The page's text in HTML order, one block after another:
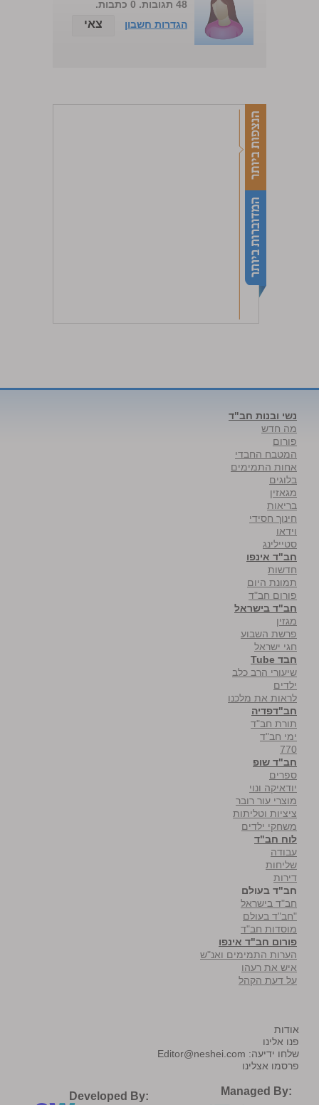
48 תגובות. 0 כתבות.
הגדרות חשבון
צאי
נשי ובנות חב"ד
מה חדש
פורום
המטבח החבדי
אחות התמימים
בלוגים
מגאזין
בריאות
חינוך חסידי
וידאו
סטיילינג
חב"ד אינפו
חדשות
תמונת היום
פורום חב"ד
חב"ד בישראל
מגזין
פרשת השבוע
חגי ישראל
חבד Tube
שיעורי הרב כלב
ילדים
לראות את מלכנו
חב"דפדיה
תורת חב"ד
ימי חב"ד
770
חב"ד שופ
ספרים
יודאיקה ונוי
מוצרי עור רובר
ציציות וטליתות
משחקי ילדים
לוח חב"ד
עבודה
שליחות
דירות
חב"ד בעולם
חב"ד בישראל
"חב"ד בעולם
מוסדות חב"ד
פורום חב"ד אינפו
הערות התמימים ואנ"ש
איש את רעהו
על דעת הקהל
אודות
פנו אלינו
שלחו ידיעה: Editor@neshei.com
פרסמו אצלינו
Developed By: Managed By: